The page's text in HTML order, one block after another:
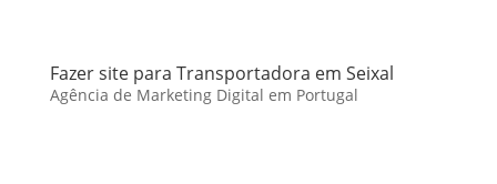
Fazer site para Transportadora em Seixal
Agência de Marketing Digital em Portugal